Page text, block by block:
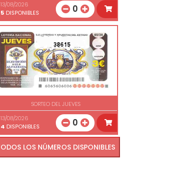
13/08/2026
5 DISPONIBLES 0
38615
SORTEO DEL JUEVES
13/08/2026
4 DISPONIBLES 0
VER TODOS LOS NÚMEROS DISPONIBLES